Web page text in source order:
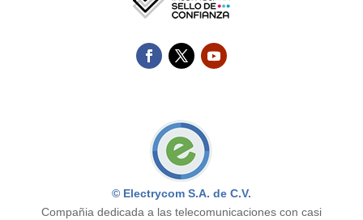
© Electrycom S.A. de C.V.
Compañia dedicada a las telecomunicaciones con casi